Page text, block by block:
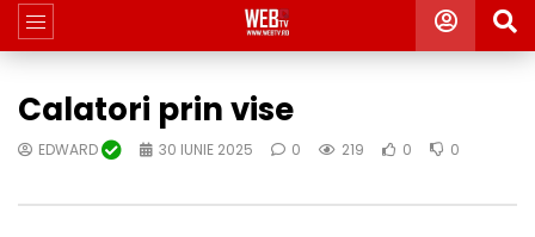
Calatori prin vise
EDWARD 30 IUNIE 2025 0 219 0 0